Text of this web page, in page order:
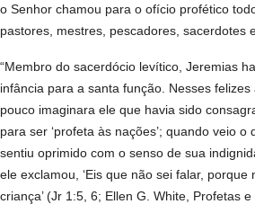
o Senhor chamou para o ofício profético
pastores, mestres, pescadores, sacerdotes
“Membro do sacerdócio levítico, Jeremias
infância para a santa função. Nesses felizes
pouco imaginara ele que havia sido
para ser ‘profeta às nações’; quando veio
sentiu oprimido com o senso de sua
ele exclamou, ‘Eis que não sei falar, porque
criança’ (Jr 1:5, 6; Ellen G. White, Profetas e